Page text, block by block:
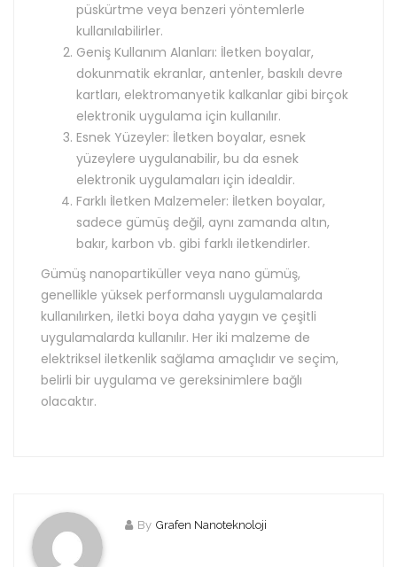
püskürtme veya benzeri yöntemlerle
kullanılabilirler.
Geniş Kullanım Alanları: İletken boyalar,
dokunmatik ekranlar, antenler, baskılı devre
kartları, elektromanyetik kalkanlar gibi birçok
elektronik uygulama için kullanılır.
Esnek Yüzeyler: İletken boyalar, esnek
yüzeylere uygulanabilir, bu da esnek
elektronik uygulamaları için idealdir.
Farklı İletken Malzemeler: İletken boyalar,
sadece gümüş değil, aynı zamanda altın,
bakır, karbon vb. gibi farklı iletkendirler.
Gümüş nanopartiküller veya nano gümüş,
genellikle yüksek performanslı uygulamalarda
kullanılırken, iletki boya daha yaygın ve çeşitli
uygulamalarda kullanılır. Her iki malzeme de
elektriksel iletkenlik sağlama amaçlıdır ve seçim,
belirli bir uygulama ve gereksinimlere bağlı
olacaktır.
By Grafen Nanoteknoloji